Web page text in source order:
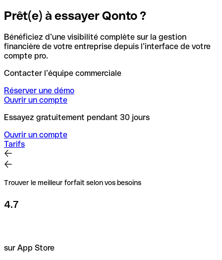
Prêt(e) à essayer Qonto ?
Bénéficiez d’une visibilité complète sur la gestion
financière de votre entreprise depuis l’interface de votre
compte pro.
Contacter l’équipe commerciale
Réserver une démo
Ouvrir un compte
Essayez gratuitement pendant 30 jours
Ouvrir un compte
Tarifs
Trouver le meilleur forfait selon vos besoins
4.7
sur App Store